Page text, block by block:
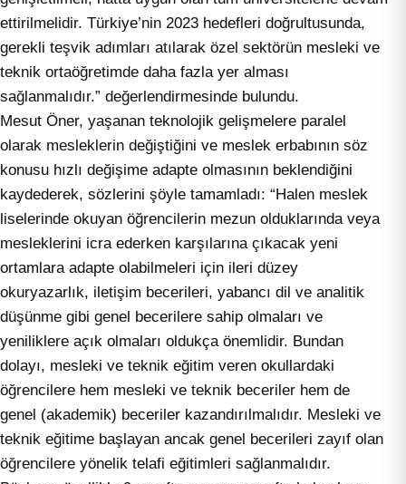
ettirilmelidir. Türkiye’nin 2023 hedefleri doğrultusunda,
gerekli teşvik adımları atılarak özel sektörün mesleki ve
teknik ortaöğretimde daha fazla yer alması
sağlanmalıdır.” değerlendirmesinde bulundu.
Mesut Öner, yaşanan teknolojik gelişmelere paralel
olarak mesleklerin değiştiğini ve meslek erbabının söz
konusu hızlı değişime adapte olmasının beklendiğini
kaydederek, sözlerini şöyle tamamladı: “Halen meslek
liselerinde okuyan öğrencilerin mezun olduklarında veya
mesleklerini icra ederken karşılarına çıkacak yeni
ortamlara adapte olabilmeleri için ileri düzey
okuryazarlık, iletişim becerileri, yabancı dil ve analitik
düşünme gibi genel becerilere sahip olmaları ve
yeniliklere açık olmaları oldukça önemlidir. Bundan
dolayı, mesleki ve teknik eğitim veren okullardaki
öğrencilere hem mesleki ve teknik beceriler hem de
genel (akademik) beceriler kazandırılmalıdır. Mesleki ve
teknik eğitime başlayan ancak genel becerileri zayıf olan
öğrencilere yönelik telafi eğitimleri sağlanmalıdır.